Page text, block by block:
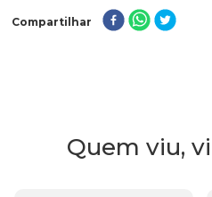
Compartilhar
Quem viu,